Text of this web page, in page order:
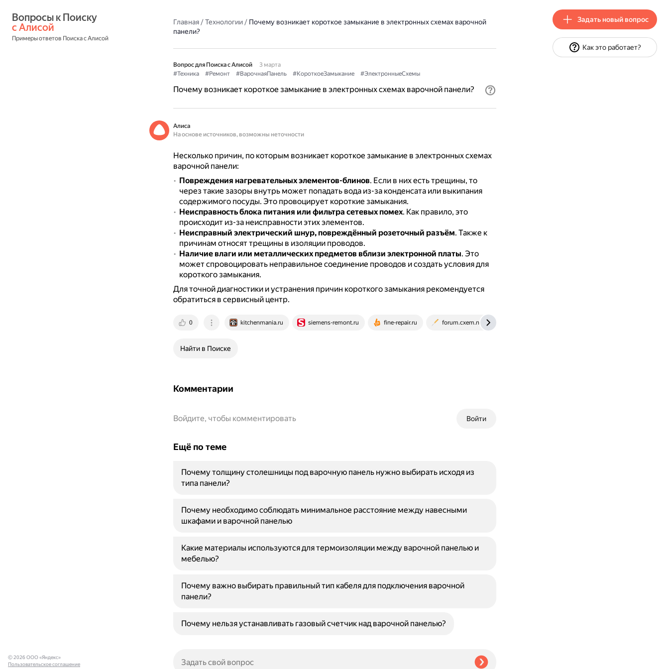
с Алисой
Примеры ответов Поиска с Алисой
Главная/Технологии/ Почему возникает короткое замыкание в электронных схемах варочной
панели?
Вопрос для Поиска с Алисой
3 марта
#Техника
#Ремонт #ВарочнаяПанель #КороткоеЗамыкание #ЭлектронныеСхемы
Почему возникает короткое замыкание в электронных схемах варочной панели?
Алиса
На основе источников, возможны неточности
Несколько причин, по которым возникает короткое замыкание в электронных схемах
варочной панели:
Повреждения нагревательных элементов-блинов. Если в них есть трещины, то
через такие зазоры внутрь может попадать вода из-за конденсата или выкипания
содержимого посуды. Это провоцирует короткие замыкания.
Неисправность блока питания или фильтра сетевых помех. Как правило, это
происходит из-за неисправности этих элементов.
Неисправный электрический шнур, повреждённый розеточный разъём. Также к
причинам относят трещины в изоляции проводов.
Наличие влаги или металлических предметов вблизи электронной платы. Это
может спровоцировать неправильное соединение проводов и создать условия для
короткого замыкания.
Для точной диагностики и устранения причин короткого замыкания рекомендуется
обратиться в сервисный центр.
0 kitchenmania.ru siemens-remont.ru fine-repair.ru forum.cxem.net
Найти в Поиске
Комментарии
Войти
Войдите, чтобы комментировать
Ещё по теме
Почему толщину столешницы под варочную панель нужно выбирать исходя из
типа панели?
Почему необходимо соблюдать минимальное расстояние между навесными
шкафами и варочной панелью
Какие материалы используются для термоизоляции между варочной панелью и
мебелью?
Почему важно выбирать правильный тип кабеля для подключения варочной
панели?
Почему нельзя устанавливать газовый счетчик над варочной панелью?
© 2026 ООО «Яндекс»
Пользовательское соглашение
Задать новый вопрос
Как это работает?